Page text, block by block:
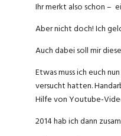
Ihr merkt also schon –
Aber nicht doch! Ich
Auch dabei soll mir
Etwas muss ich euch
versucht hatten.
Hilfe von Youtube-
2014 hab ich dann